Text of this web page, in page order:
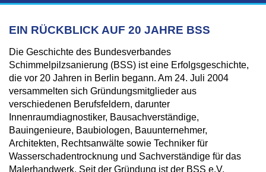
EIN RÜCKBLICK AUF 20 JAHRE BSS
Die Geschichte des Bundesverbandes
Schimmelpilzsanierung (BSS) ist eine Erfolgsgeschichte,
die vor 20 Jahren in Berlin begann. Am 24. Juli 2004
versammelten sich Gründungsmitglieder aus
verschiedenen Berufsfeldern, darunter
Innenraumdiagnostiker, Bausachverständige,
Bauingenieure, Baubiologen, Bauunternehmer,
Architekten, Rechtsanwälte sowie Techniker für
Wasserschadentrocknung und Sachverständige für das
Malerhandwerk. Seit der Gründung ist der BSS e.V.